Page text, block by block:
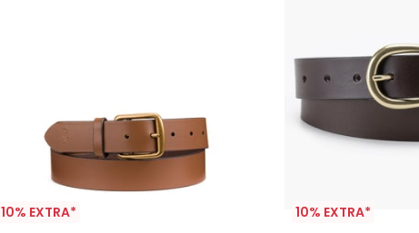
10% EXTRA* 10% EXTRA*